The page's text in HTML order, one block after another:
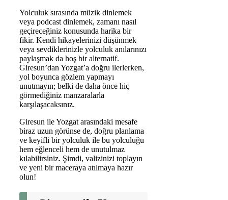
Yolculuk sırasında müzik dinlemek
veya podcast dinlemek, zamanı nasıl
geçireceğiniz konusunda harika bir
fikir. Kendi hikayelerinizi düşünmek
veya sevdiklerinizle yolculuk anılarınızı
paylaşmak da hoş bir alternatif.
Giresun’dan Yozgat’a doğru ilerlerken,
yol boyunca gözlem yapmayı
unutmayın; belki de daha önce hiç
görmediğiniz manzaralarla
karşılaşacaksınız.
Giresun ile Yozgat arasındaki mesafe
biraz uzun görünse de, doğru planlama
ve keyifli bir yolculuk ile bu yolculuğu
hem eğlenceli hem de unutulmaz
kılabilirsiniz. Şimdi, valizinizi toplayın
ve yeni bir maceraya atılmaya hazır
olun!